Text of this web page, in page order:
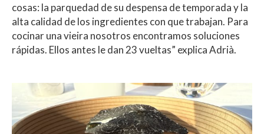
cosas: la parquedad de su despensa de temporada y la
alta calidad de los ingredientes con que trabajan. Para
cocinar una vieira nosotros encontramos soluciones
rápidas. Ellos antes le dan 23 vueltas” explica Adrià.